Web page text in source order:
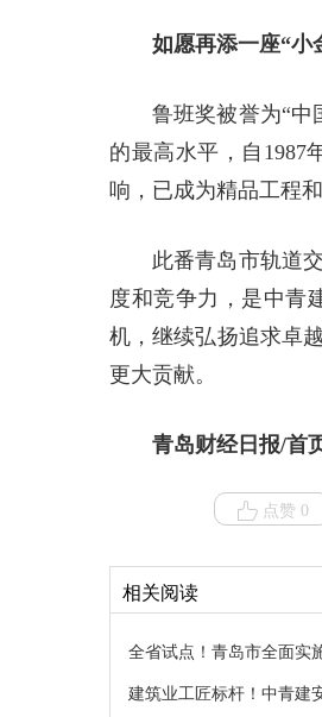
如愿再添一座“小
鲁班奖被誉为“中
的最高水平，自1987
响，已成为精品工程
此番青岛市轨道
度和竞争力，是中青
机，继续弘扬追求卓
更大贡献。
青岛财经日报/首
点赞 0
相关阅读
全省试点！青岛市全面实
建筑业工匠标杆！中青建